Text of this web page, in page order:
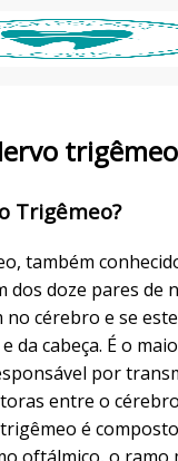
trigêmeo
Trigêmeo?
também
dos doze pares de
cérebro e se
da cabeça. É o
por
entre o
é
oftálmico, o ramo